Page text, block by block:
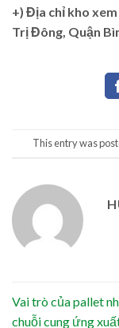
+) Địa chỉ kho
Trị Đông, Quận
This entry was
Vai trò của pallet
chuỗi cung ứng